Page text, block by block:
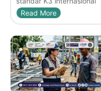
Read More